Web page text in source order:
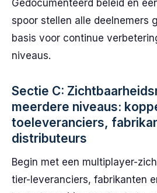
Gedocumenteerd beleid en
spoor stellen alle deelnemers
basis voor continue
niveaus.
Sectie C:
meerdere niveaus:
toeleveranciers,
distributeurs
Begin met een multiplayer-
tier-leveranciers, fabrikanten